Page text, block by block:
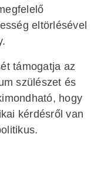
eltörlésével
támogatja az
szülészet és
hogy
kérdésről van